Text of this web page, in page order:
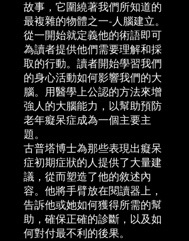
故事，它圍繞著我們所知道的
最複雜的物體之一-人腦建立。
從一開始就定義他的術語即可
為讀者提供他們需要理解和採
取的行動。讀者開始學習我們
的身心活動如何影響我們的大
腦。用醫學上公認的方法來增
強人的大腦能力，以幫助預防
老年癡呆症成為一個主要主
題。
古普塔博士為那些表現出癡呆
症初期症狀的人提供了大量建
議，從而塑造了他的敘述內
容。他將手臂放在閱讀器上，
告訴他或她如何獲得所需的幫
助，確保正確的診斷，以及如
何對付最不利的後果。